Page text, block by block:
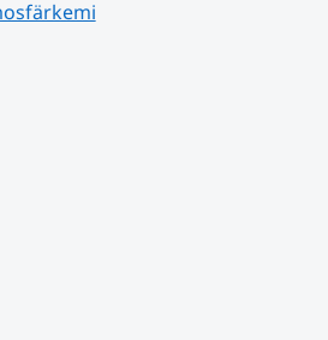
webbplats.
webbplats.